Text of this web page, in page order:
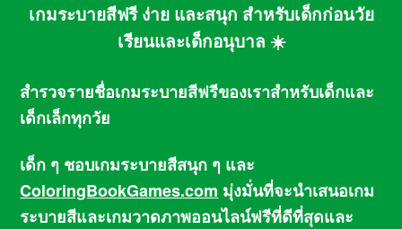
เกมระบายสีฟรี ง่าย และสนุก สำหรับเด็กก่อนวัย
เรียนและเด็กอนุบาล ☀️
สำรวจรายชื่อเกมระบายสีฟรีของเราสำหรับเด็กและ
เด็กเล็กทุกวัย
เด็ก ๆ ชอบเกมระบายสีสนุก ๆ และ
ColoringBookGames.com มุ่งมั่นที่จะนำเสนอเกม
ระบายสีและเกมวาดภาพออนไลน์ฟรีที่ดีที่สุดและ